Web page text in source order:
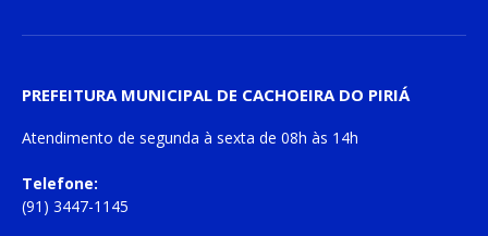
PREFEITURA MUNICIPAL DE CACHOEIRA DO PIRIÁ
Atendimento de segunda à sexta de 08h às 14h
Telefone:
(91) 3447-1145